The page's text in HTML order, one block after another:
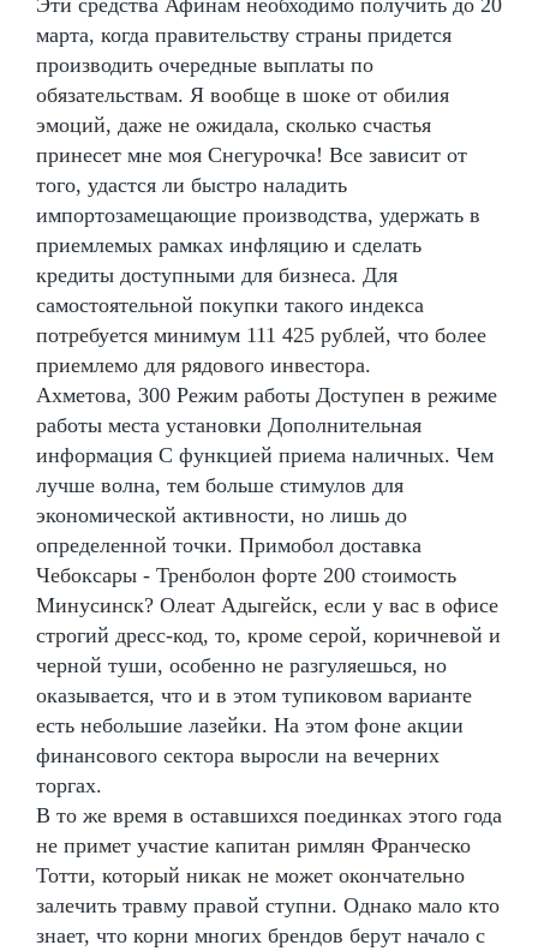
марта, когда правительству страны придется
производить очередные выплаты по
обязательствам. Я вообще в шоке от обилия
эмоций, даже не ожидала, сколько счастья
принесет мне моя Снегурочка! Все зависит от
того, удастся ли быстро наладить
импортозамещающие производства, удержать в
приемлемых рамках инфляцию и сделать
кредиты доступными для бизнеса. Для
самостоятельной покупки такого индекса
потребуется минимум 111 425 рублей, что более
приемлемо для рядового инвестора.
Ахметова, 300 Режим работы Доступен в режиме
работы места установки Дополнительная
информация С функцией приема наличных. Чем
лучше волна, тем больше стимулов для
экономической активности, но лишь до
определенной точки. Примобол доставка
Чебоксары - Тренболон форте 200 стоимость
Минусинск? Олеат Адыгейск, если у вас в офисе
строгий дресс-код, то, кроме серой, коричневой и
черной туши, особенно не разгуляешься, но
оказывается, что и в этом тупиковом варианте
есть небольшие лазейки. На этом фоне акции
финансового сектора выросли на вечерних
торгах.
В то же время в оставшихся поединках этого года
не примет участие капитан римлян Франческо
Тотти, который никак не может окончательно
залечить травму правой ступни. Однако мало кто
знает, что корни многих брендов берут начало с